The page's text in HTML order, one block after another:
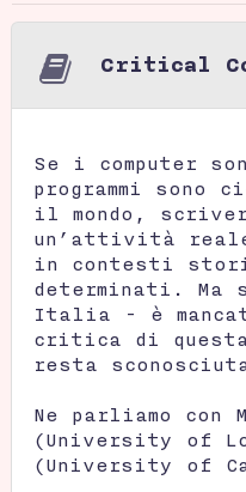
Critical
Se i computer
programmi sono
il mondo,
un’attività
in contesti
determinati. Ma
Italia - è
critica di
resta
Ne parliamo con
(University of
(University of